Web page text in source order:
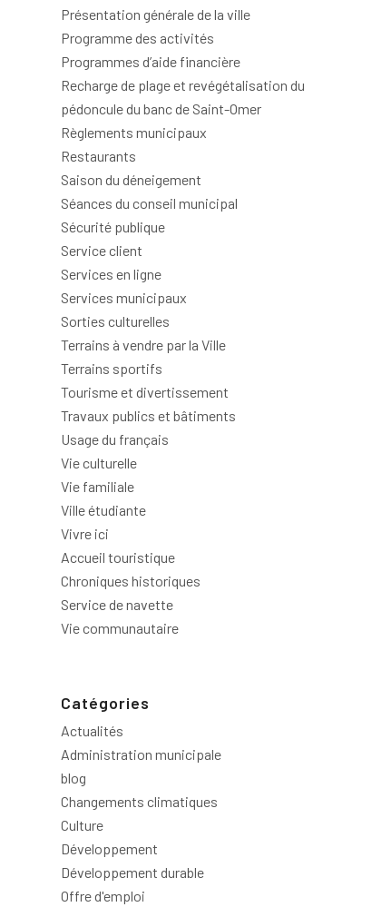
Présentation générale de la ville
Programme des activités
Programmes d’aide financière
Recharge de plage et revégétalisation du
pédoncule du banc de Saint-Omer
Règlements municipaux
Restaurants
Saison du déneigement
Séances du conseil municipal
Sécurité publique
Service client
Services en ligne
Services municipaux
Sorties culturelles
Terrains à vendre par la Ville
Terrains sportifs
Tourisme et divertissement
Travaux publics et bâtiments
Usage du français
Vie culturelle
Vie familiale
Ville étudiante
Vivre ici
Accueil touristique
Chroniques historiques
Service de navette
Vie communautaire
Catégories
Actualités
Administration municipale
blog
Changements climatiques
Culture
Développement
Développement durable
Offre d'emploi